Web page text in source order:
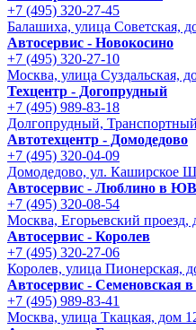
+7 (495) 320-27-45
Балашиха, улица Советская,
Автосервис - Новокосино
+7 (495) 320-27-10
Москва, улица Суздальская,
Техцентр - Догопрудный
+7 (495) 989-83-18
Долгопрудный,
Автотехцентр - Домодедово
+7 (495) 320-04-09
Домодедово, ул. Каширское
Автосервис - Люблино в
+7 (495) 320-08-54
Москва, Егорьевский проезд,
Автосервис - Королев
+7 (495) 320-27-06
Королев, улица Пионерская,
Автосервис - Семеновская
+7 (495) 989-83-41
Москва, улица Ткацкая, дом